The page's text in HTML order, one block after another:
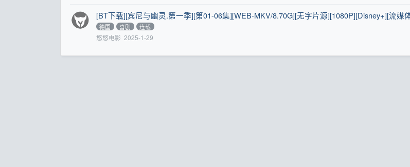
[BT下载][宾尼与幽灵.第一季][第01-06集][WEB-MKV/8.70G][无字片源][1080P][Disney+][流媒
德国
喜剧 连载
悠悠电影 2025-1-29